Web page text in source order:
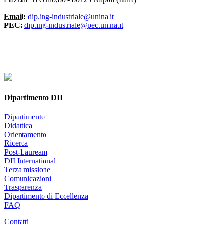
Email: dip.ing-industriale@unina.it
PEC: dip.ing-industriale@pec.unina.it
Dipartimento DII
Dipartimento
Didattica
Orientamento
Ricerca
Post-Lauream
DII International
Terza missione
Comunicazioni
Trasparenza
Dipartimento di Eccellenza
FAQ
Contatti